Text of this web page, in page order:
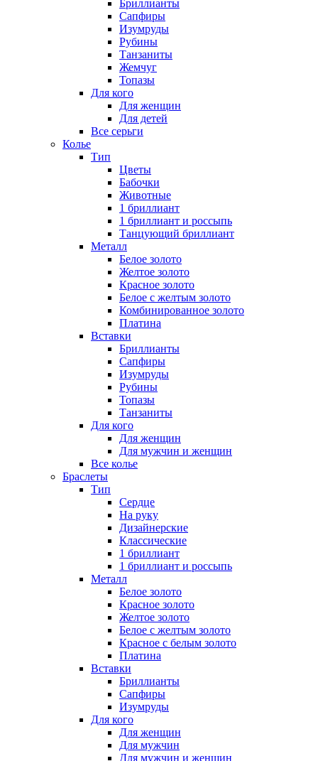
Бриллианты
Сапфиры
Изумруды
Рубины
Танзаниты
Жемчуг
Топазы
Для кого
Для женщин
Для детей
Все серьги
Колье
Тип
Цветы
Бабочки
Животные
1 бриллиант
1 бриллиант и россыпь
Танцующий бриллиант
Металл
Белое золото
Желтое золото
Красное золото
Белое с желтым золото
Комбинированное золото
Платина
Вставки
Бриллианты
Сапфиры
Изумруды
Рубины
Топазы
Танзаниты
Для кого
Для женщин
Для мужчин и женщин
Все колье
Браслеты
Тип
Сердце
На руку
Дизайнерские
Классические
1 бриллиант
1 бриллиант и россыпь
Металл
Белое золото
Красное золото
Желтое золото
Белое с желтым золото
Красное с белым золото
Платина
Вставки
Бриллианты
Сапфиры
Изумруды
Для кого
Для женщин
Для мужчин
Для мужчин и женщин